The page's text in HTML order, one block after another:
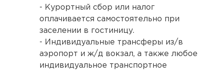
- Курортный сбор или налог
оплачивается самостоятельно при
заселении в гостиницу.
- Индивидуальные трансферы из/в
аэропорт и ж/д вокзал, а также любое
индивидуальное транспортное